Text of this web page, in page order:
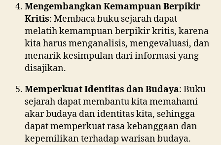
Mengembangkan Kemampuan Berpikir
Kritis: Membaca buku sejarah dapat
melatih kemampuan berpikir kritis, karena
kita harus menganalisis, mengevaluasi, dan
menarik kesimpulan dari informasi yang
disajikan.
Memperkuat Identitas dan Budaya: Buku
sejarah dapat membantu kita memahami
akar budaya dan identitas kita, sehingga
dapat memperkuat rasa kebanggaan dan
kepemilikan terhadap warisan budaya.